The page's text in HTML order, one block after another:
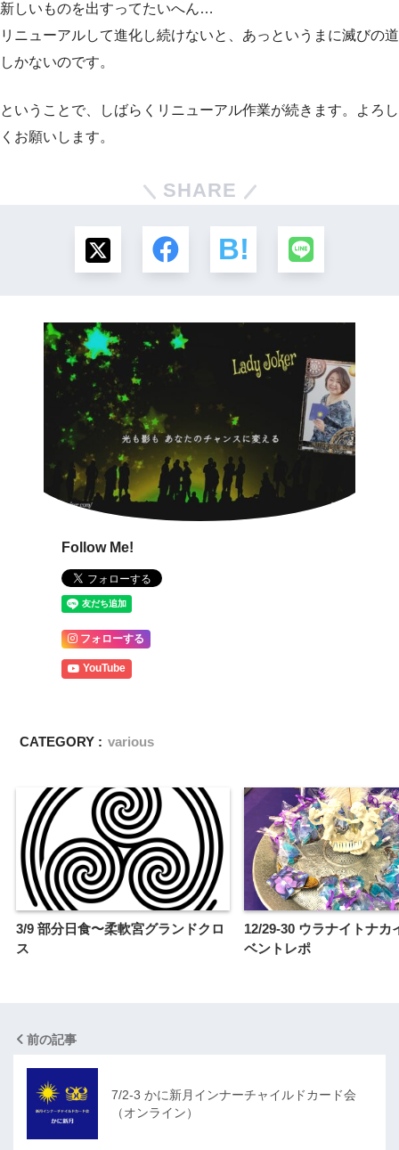
新しいものを出すってたいへん…
リニューアルして進化し続けないと、あっというまに滅びの道
しかないのです。
ということで、しばらくリニューアル作業が続きます。よろし
くお願いします。
SHARE
Follow Me!
フォローする
YouTube
CATEGORY : various
3/9 部分日食〜柔軟宮グランドクロ
ス
12/29-30 ウラナイトナカ
ベントレポ
前の記事
7/2-3 かに新月インナーチャイルドカード会
（オンライン）